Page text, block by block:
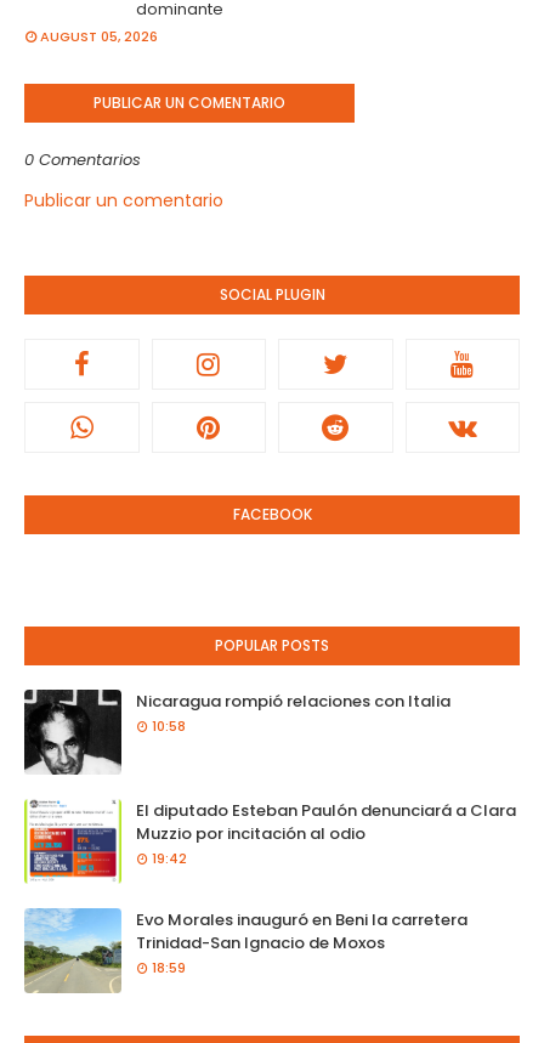
dominante
AUGUST 05, 2026
PUBLICAR UN COMENTARIO
0 Comentarios
Publicar un comentario
SOCIAL PLUGIN
FACEBOOK
POPULAR POSTS
Nicaragua rompió relaciones con Italia
10:58
El diputado Esteban Paulón denunciará a Clara
Muzzio por incitación al odio
19:42
Evo Morales inauguró en Beni la carretera
Trinidad-San Ignacio de Moxos
18:59